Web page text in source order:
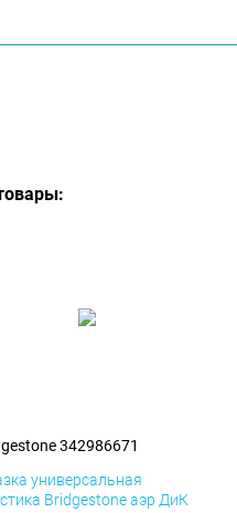
342986671
универсальная
Bridgestone аэр ДиК